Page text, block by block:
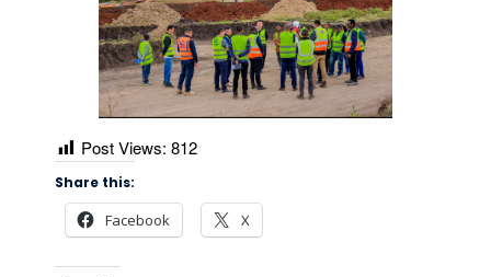
Post Views: 812
Share this:
Facebook X